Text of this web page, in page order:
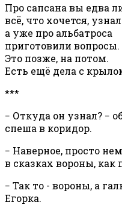
Про сапсана вы едва
всё, что хочется,
а уже про альбатроса
приготовили вопросы.
Это позже, на потом.
Есть ещё дела с
***
− Откуда он узнал? −
спеша в коридор.
− Наверное, просто
в сказках вороны, как
− Так то - вороны, а
Егорка.